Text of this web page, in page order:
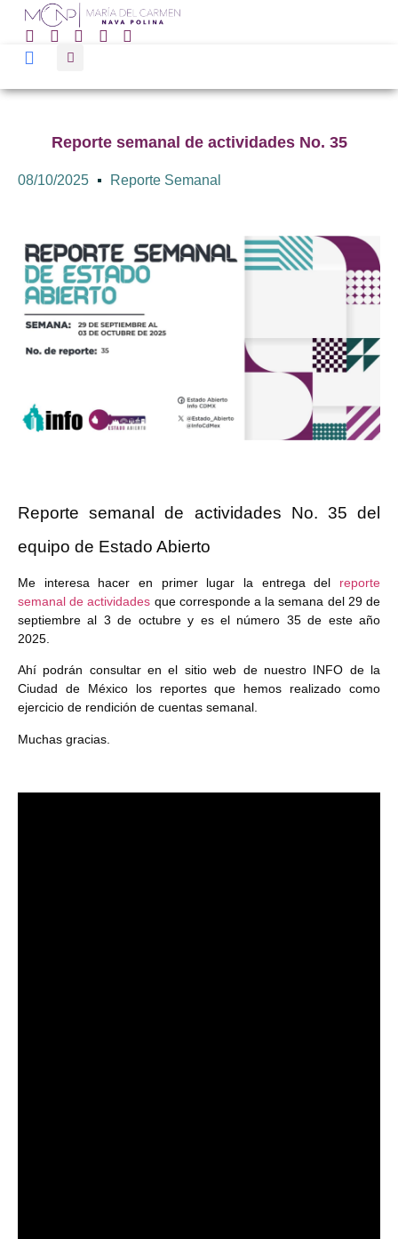
Reporte semanal de actividades No. 35
08/10/2025 Reporte Semanal
Reporte semanal de actividades No. 35 del
equipo de Estado Abierto
Me interesa hacer en primer lugar la entrega del reporte
semanal de actividades que corresponde a la semana del 29 de
septiembre al 3 de octubre y es el número 35 de este año
2025.
Ahí podrán consultar en el sitio web de nuestro INFO de la
Ciudad de México los reportes que hemos realizado como
ejercicio de rendición de cuentas semanal.
Muchas gracias.